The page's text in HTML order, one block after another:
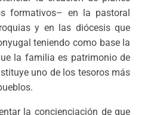
formativos– en la pastoral
y en las diócesis que
teniendo como base la
la familia es patrimonio de
uno de los tesoros más
la concienciación de que